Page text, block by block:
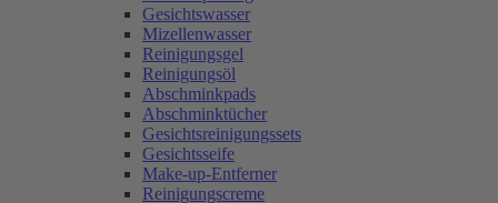
Gesichtswasser
Mizellenwasser
Reinigungsgel
Reinigungsöl
Abschminkpads
Abschminktücher
Gesichtsreinigungssets
Gesichtsseife
Make-up-Entferner
Reinigungscreme